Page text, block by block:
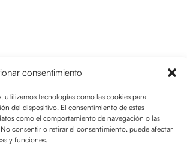
consentimiento
utilizamos tecnologías como las cookies para
del dispositivo. El consentimiento de estas
como el comportamiento de navegación o las
consentir o retirar el consentimiento, puede afectar
y funciones.